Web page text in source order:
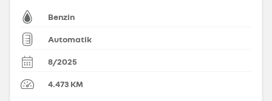
Benzin
Automatik
8/2025
4.473 KM